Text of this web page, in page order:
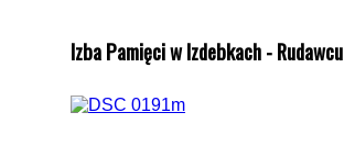
Izba Pamięci w Izdebkach - Rudawcu